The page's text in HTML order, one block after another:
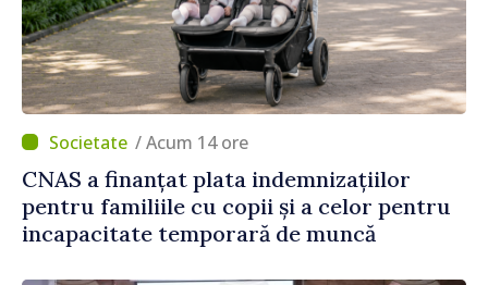
/ Acum 14 ore
CNAS a finanțat plata indemnizațiilor
pentru familiile cu copii și a celor pentru
incapacitate temporară de muncă